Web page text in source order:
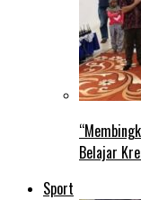
Belajar
Sport